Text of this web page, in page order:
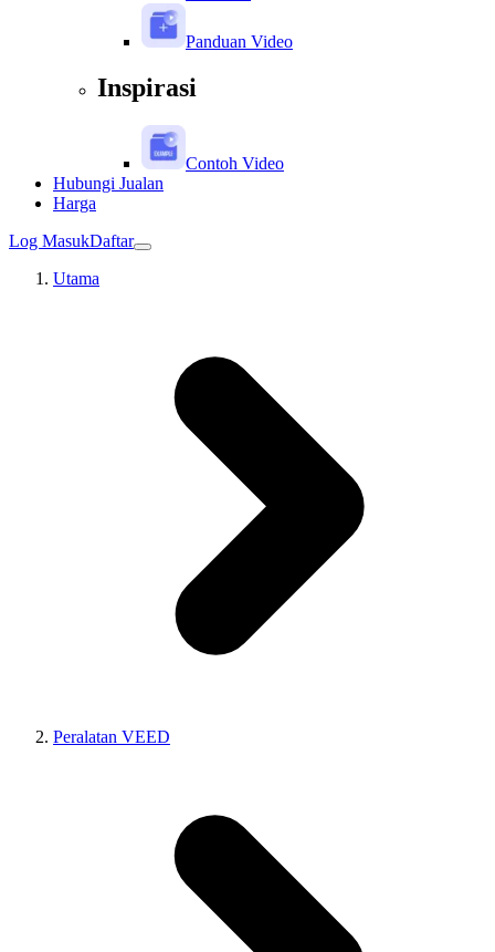
Panduan Video
Inspirasi
Contoh Video
Hubungi Jualan
Harga
Log MasukDaftar
Utama
Peralatan VEED